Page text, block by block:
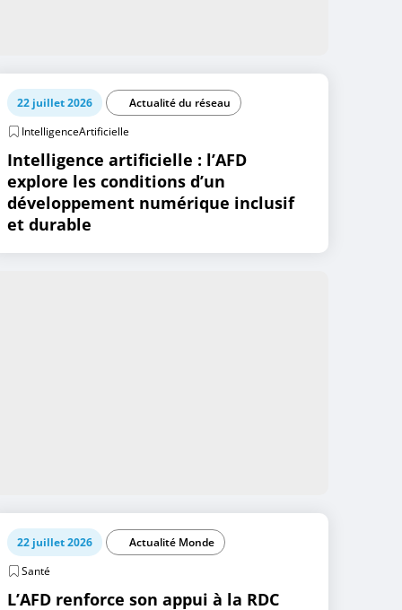
22 juillet 2026
Actualité du réseau
IntelligenceArtificielle
Intelligence artificielle : l’AFD
explore les conditions d’un
développement numérique inclusif
et durable
22 juillet 2026
Actualité Monde
Santé
L’AFD renforce son appui à la RDC